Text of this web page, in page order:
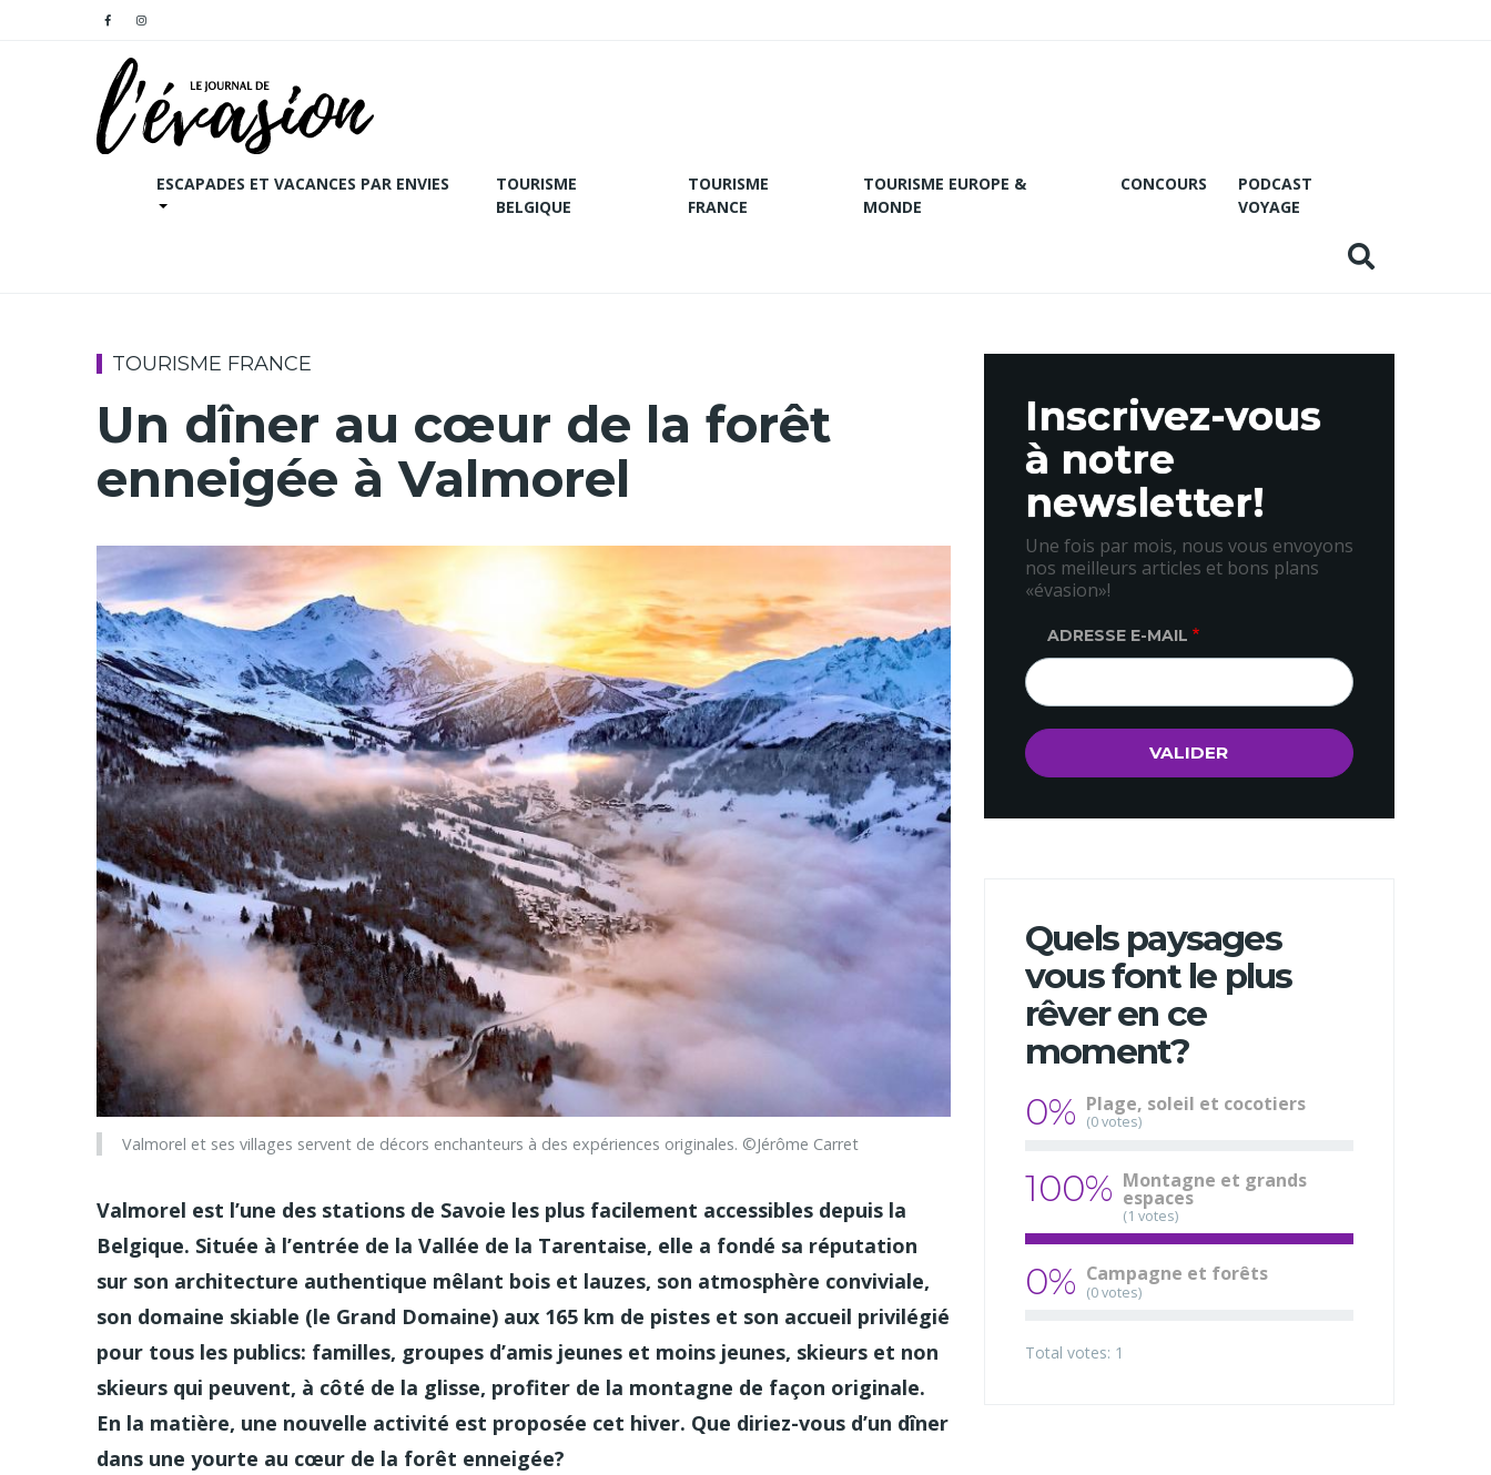
ESCAPADES ET VACANCES PAR ENVIES
TOURISME
BELGIQUE
TOURISME
FRANCE
TOURISME EUROPE &
MONDE
CONCOURS
PODCAST
VOYAGE
TOURISME FRANCE
Un dîner au cœur de la forêt
enneigée à Valmorel
Valmorel et ses villages servent de décors enchanteurs à des expériences originales. ©Jérôme Carret
Valmorel est l’une des stations de Savoie les plus facilement accessibles depuis la
Belgique. Située à l’entrée de la Vallée de la Tarentaise, elle a fondé sa réputation
sur son architecture authentique mêlant bois et lauzes, son atmosphère conviviale,
son domaine skiable (le Grand Domaine) aux 165 km de pistes et son accueil privilégié
pour tous les publics: familles, groupes d’amis jeunes et moins jeunes, skieurs et non
skieurs qui peuvent, à côté de la glisse, profiter de la montagne de façon originale.
En la matière, une nouvelle activité est proposée cet hiver. Que diriez-vous d’un dîner
dans une yourte au cœur de la forêt enneigée?
Inscrivez-vous
à notre
newsletter!
Une fois par mois, nous vous envoyons
nos meilleurs articles et bons plans
«évasion»!
ADRESSE E-MAIL
Quels paysages
vous font le plus
rêver en ce
moment?
0% Plage, soleil et cocotiers
(0 votes)
100% Montagne et grands
espaces
(1 votes)
0% Campagne et forêts
(0 votes)
Total votes: 1